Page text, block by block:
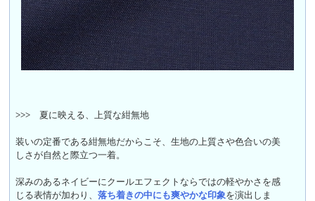
>>> 夏に映える、上質な紺無地
装いの定番である紺無地だからこそ、生地の上質さや色合いの美
しさが自然と際立つ一着。
深みのあるネイビーにクールエフェクトならではの軽やかさを感
じる表情が加わり、落ち着きの中にも爽やかな印象を演出しま